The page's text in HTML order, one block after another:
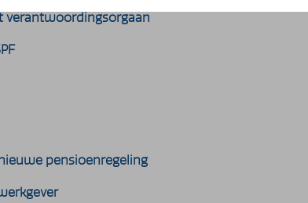
verantwoordingsorgaan
pensioenregeling